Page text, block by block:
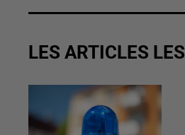
LES ARTICLES LES